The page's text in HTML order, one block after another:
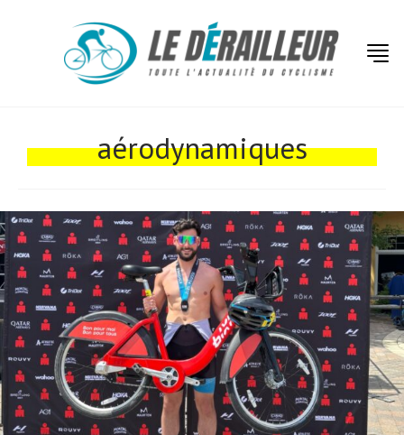
aérodynamiques
Actualités
Tests de produits
Conseils
Tendances
Tous nos articles
À propos